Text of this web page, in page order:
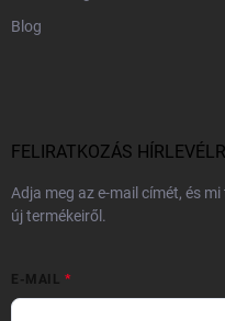
Blog
FELIRATKOZÁS
Adja meg az e-mail címét, és
új termékeiről.
E-MAIL